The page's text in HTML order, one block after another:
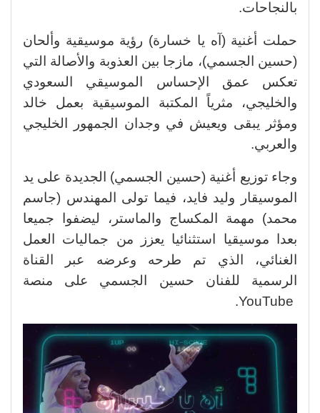
بالنجاحات.
حملت أغنية (آه يا خسارة) رؤية موسيقية وألحان
(حسين الجسمي)، مازجا بين العذوبة والأصالة التي
تعكس عمق الإحساس الموسيقي السعودي
والخليجي، مثرياً المكتبة الموسيقية بعمل خالد
ومؤثر يبقى ويعيش في وجدان الجمهور الخليجي
والعربي.
وجاء توزيع أغنية (حسين الجسمي) الجديدة على يد
الموسيقار وليد فايد، فيما تولى المهندس (جاسم
محمد) مهمة المكساج والماستر، ليضفوا جميعا
بعدا موسيقيا استثنائيا يعزز من جماليات العمل
الغنائي، الذي تم طرحه وعرضه عبر القناة
الرسمية للفنان حسين الجسمي على منصة